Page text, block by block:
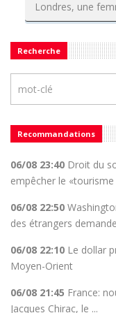
Londres, une
Recherche
Recommandations
06/08 23:40 Droit du
empêcher le «tourisme
06/08 22:50
des étrangers
06/08 22:10 Le dollar
Moyen-Orient
06/08 21:45 France:
Jacques Chirac, le ...